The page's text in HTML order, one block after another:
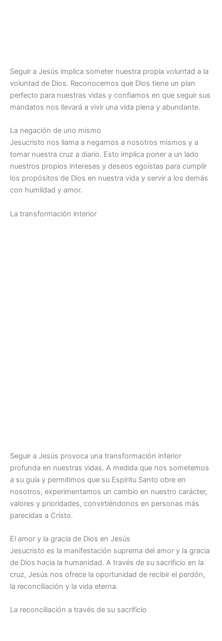
Seguir a Jesús implica someter nuestra propia voluntad a la
voluntad de Dios. Reconocemos que Dios tiene un plan
perfecto para nuestras vidas y confiamos en que seguir sus
mandatos nos llevará a vivir una vida plena y abundante.
La negación de uno mismo
Jesucristo nos llama a negarnos a nosotros mismos y a
tomar nuestra cruz a diario. Esto implica poner a un lado
nuestros propios intereses y deseos egoístas para cumplir
los propósitos de Dios en nuestra vida y servir a los demás
con humildad y amor.
La transformación interior
Seguir a Jesús provoca una transformación interior
profunda en nuestras vidas. A medida que nos sometemos
a su guía y permitimos que su Espíritu Santo obre en
nosotros, experimentamos un cambio en nuestro carácter,
valores y prioridades, convirtiéndonos en personas más
parecidas a Cristo.
El amor y la gracia de Dios en Jesús
Jesucristo es la manifestación suprema del amor y la gracia
de Dios hacia la humanidad. A través de su sacrificio en la
cruz, Jesús nos ofrece la oportunidad de recibir el perdón,
la reconciliación y la vida eterna.
La reconciliación a través de su sacrificio